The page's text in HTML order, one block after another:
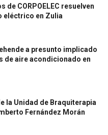
de CORPOELEC resuelven
eléctrico en Zulia
a presunto implicado
de aire acondicionado en
la Unidad de Braquiterapia
Fernández Morán